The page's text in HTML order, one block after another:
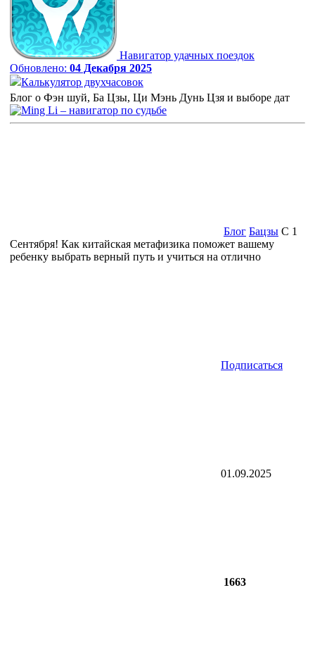
Навигатор удачных поездок
Обновлено: 04 Декабря 2025
Калькулятор двухчасовок
Блог о Фэн шуй, Ба Цзы, Ци Мэнь Дунь Цзя и выборе дат
Блог Бацзы С 1
Сентября! Как китайская метафизика поможет вашему
ребенку выбрать верный путь и учиться на отлично
Подписаться
01.09.2025
1663